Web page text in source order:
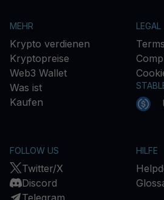
MEHR
Krypto verdienen
Kryptopreise
Web3 Wallet
Was ist
Kaufen
LEGAL
FOLLOW US
Twitter/X
Discord
HILFE